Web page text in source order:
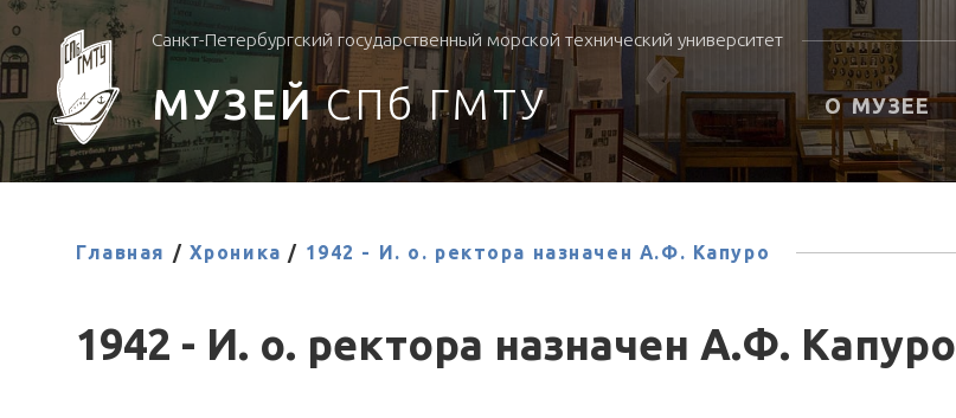
Санкт-Петербургский государственный морской технический университет
О МУЗЕЕ
МУЗЕЙ СПб ГМТУ
Главная / Хроника / 1942 - И. о. ректора назначен А.Ф. Капуро
1942 - И. о. ректора назначен А.Ф. Капуро